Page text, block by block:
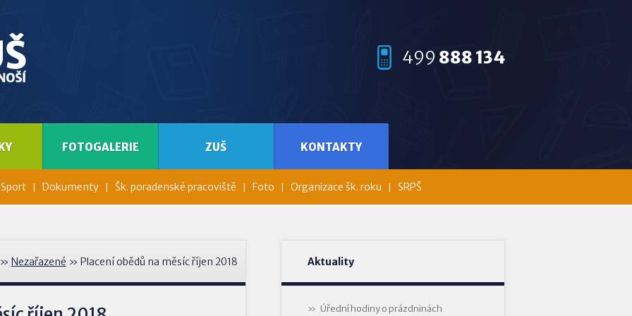
499 888 134
Sport Dokumenty Šk. poradenské pracoviště Foto Organizace šk. roku SRPŠ
FOTOGALERIE ZUŠ KONTAKTY
Nezařazené » Placení obědů na měsíc říjen 2018 Aktuality
Úřední hodiny o prázdninách